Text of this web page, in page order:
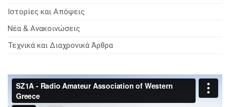
Ιστορίες και Απόψεις
Νέα & Ανακοινώσεις
Τεχνικά και Διαχρονικά Άρθρα
Πρόγραμμα
Αναπαραγωγής
Βίντεο